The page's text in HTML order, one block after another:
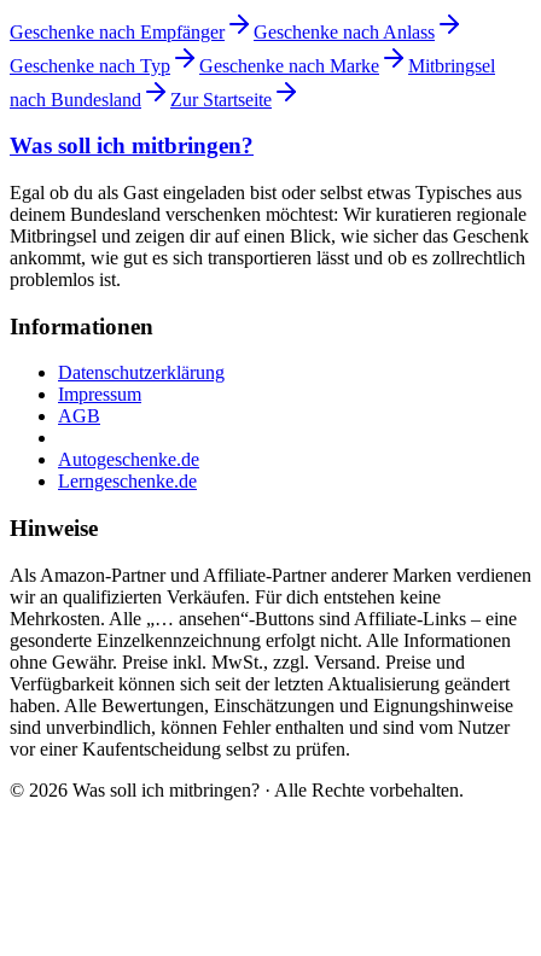
Geschenke nach Empfänger
Geschenke nach Anlass
Geschenke nach Typ
Geschenke nach Marke
Mitbringsel
nach Bundesland
Zur Startseite
Was soll ich mitbringen?
Egal ob du als Gast eingeladen bist oder selbst etwas Typisches aus
deinem Bundesland verschenken möchtest: Wir kuratieren regionale
Mitbringsel und zeigen dir auf einen Blick, wie sicher das Geschenk
ankommt, wie gut es sich transportieren lässt und ob es zollrechtlich
problemlos ist.
Informationen
Datenschutzerklärung
Impressum
AGB
Autogeschenke.de
Lerngeschenke.de
Hinweise
Als Amazon-Partner und Affiliate-Partner anderer Marken verdienen
wir an qualifizierten Verkäufen. Für dich entstehen keine
Mehrkosten. Alle „… ansehen“-Buttons sind Affiliate-Links – eine
gesonderte Einzelkennzeichnung erfolgt nicht. Alle Informationen
ohne Gewähr. Preise inkl. MwSt., zzgl. Versand. Preise und
Verfügbarkeit können sich seit der letzten Aktualisierung geändert
haben. Alle Bewertungen, Einschätzungen und Eignungshinweise
sind unverbindlich, können Fehler enthalten und sind vom Nutzer
vor einer Kaufentscheidung selbst zu prüfen.
© 2026 Was soll ich mitbringen? · Alle Rechte vorbehalten.